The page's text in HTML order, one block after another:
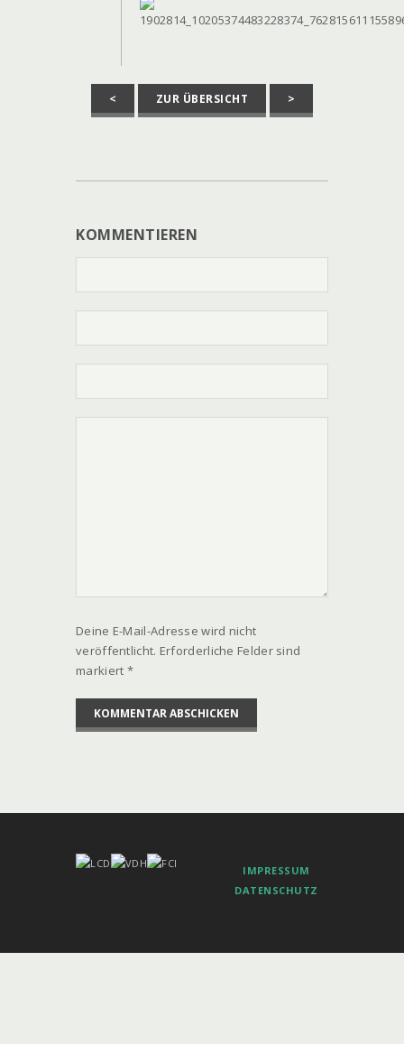
< ZUR ÜBERSICHT >
KOMMENTIEREN
Deine E-Mail-Adresse wird nicht
veröffentlicht. Erforderliche Felder sind
markiert *
IMPRESSUM
DATENSCHUTZ